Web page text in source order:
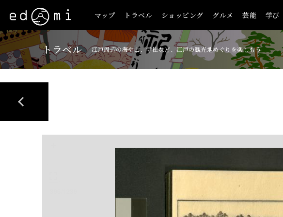
マップ トラベル ショッピング グルメ 芸能 学び
トラベル 江戸周辺の海や山、寺社など、江戸の観光地めぐりを楽しもう